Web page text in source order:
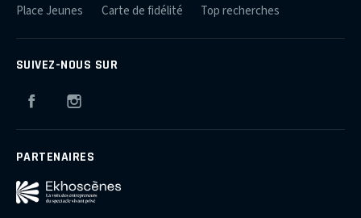
Place Jeunes
Carte de fidélité Top recherches
SUIVEZ-NOUS SUR
Facebook
PARTENAIRES